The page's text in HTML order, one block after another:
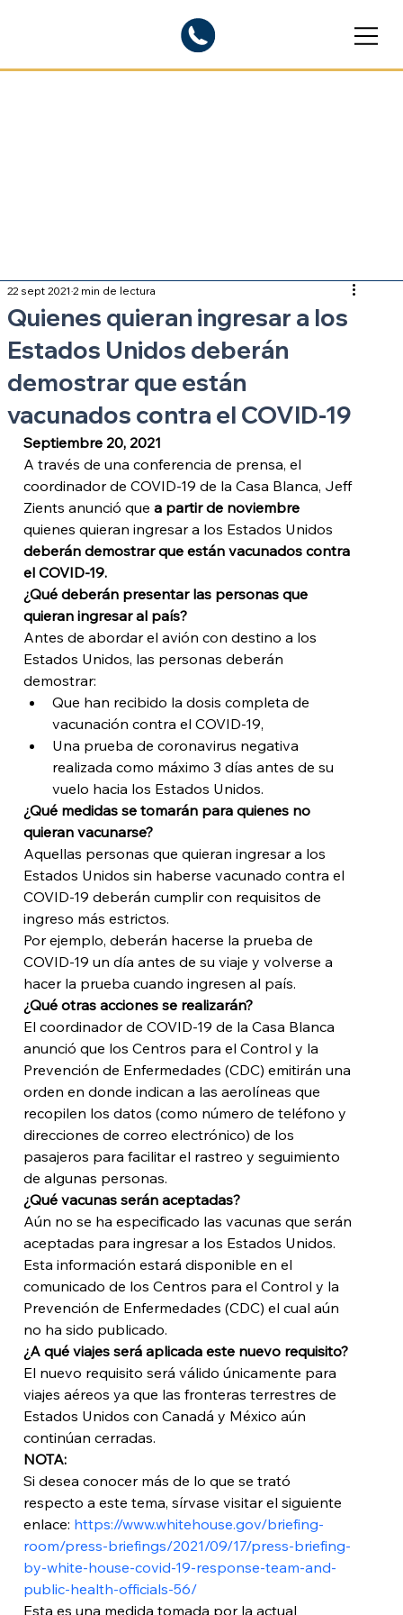
Quienes quieran ingresar a los
Estados Unidos deberán
demostrar que están
vacunados contra el COVID-19
22 sept 2021 2 min de lectura
Septiembre 20, 2021
A través de una conferencia de prensa, el
coordinador de COVID-19 de la Casa Blanca, Jeff
Zients anunció que a partir de noviembre
quienes quieran ingresar a los Estados Unidos
deberán demostrar que están vacunados contra
el COVID-19.
¿Qué deberán presentar las personas que
quieran ingresar al país?
Antes de abordar el avión con destino a los
Estados Unidos, las personas deberán
demostrar:
Que han recibido la dosis completa de
vacunación contra el COVID-19,
Una prueba de coronavirus negativa
realizada como máximo 3 días antes de su
vuelo hacia los Estados Unidos.
¿Qué medidas se tomarán para quienes no
quieran vacunarse?
Aquellas personas que quieran ingresar a los
Estados Unidos sin haberse vacunado contra el
COVID-19 deberán cumplir con requisitos de
ingreso más estrictos.
Por ejemplo, deberán hacerse la prueba de
COVID-19 un día antes de su viaje y volverse a
hacer la prueba cuando ingresen al país.
¿Qué otras acciones se realizarán?
El coordinador de COVID-19 de la Casa Blanca
anunció que los Centros para el Control y la
Prevención de Enfermedades (CDC) emitirán una
orden en donde indican a las aerolíneas que
recopilen los datos (como número de teléfono y
direcciones de correo electrónico) de los
pasajeros para facilitar el rastreo y seguimiento
de algunas personas.
¿Qué vacunas serán aceptadas?
Aún no se ha especificado las vacunas que serán
aceptadas para ingresar a los Estados Unidos.
Esta información estará disponible en el
comunicado de los Centros para el Control y la
Prevención de Enfermedades (CDC) el cual aún
no ha sido publicado.
¿A qué viajes será aplicada este nuevo requisito?
El nuevo requisito será válido únicamente para
viajes aéreos ya que las fronteras terrestres de
Estados Unidos con Canadá y México aún
continúan cerradas.
NOTA:
Si desea conocer más de lo que se trató
respecto a este tema, sírvase visitar el siguiente
enlace: https://www.whitehouse.gov/briefing-
room/press-briefings/2021/09/17/press-briefing-
by-white-house-covid-19-response-team-and-
public-health-officials-56/
Esta es una medida tomada por la actual